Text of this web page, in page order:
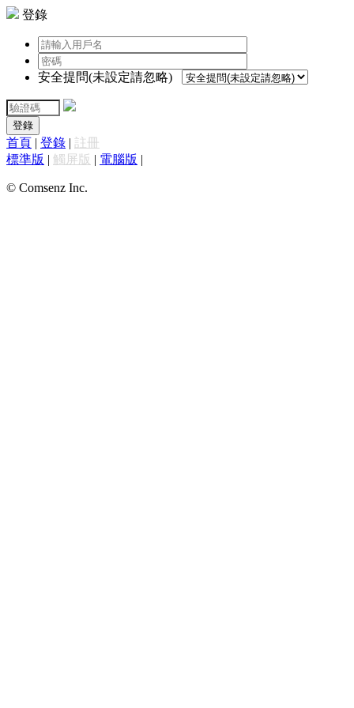
登錄
安全提問(未設定請忽略)
登錄
首頁 | 登錄 | 註冊
標準版 | 觸屏版 | 電腦版 |
© Comsenz Inc.